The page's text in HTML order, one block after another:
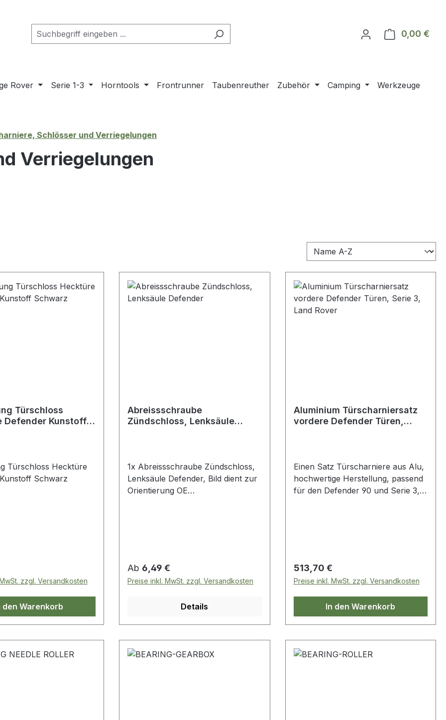
0,00 €
Rover Serie 1-3 Horntools Frontrunner Taubenreuther Zubehör Camping
Werkzeuge
Schlösser und Verriegelungen
Verriegelungen
Türschloss
Defender Kunstoff
Türschloss Hecktüre
Schwarz
zzgl. Versandkosten
den Warenkorb
Abreissschraube
Zündschloss, Lenksäule
1x Abreissschraube Zündschloss,
Lenksäule Defender, Bild dient zur
Orientierung OE
Regulärer Preis:
Ab 6,49 €
Preise inkl. MwSt. zzgl. Versandkosten
Details
Aluminium Türscharniersatz
vordere Defender Türen,
Einen Satz Türscharniere aus Alu,
hochwertige Herstellung, passend
für den Defender 90 und Serie 3,
Regulärer Preis:
513,70 €
Preise inkl. MwSt. zzgl. Versandkosten
In den Warenkorb